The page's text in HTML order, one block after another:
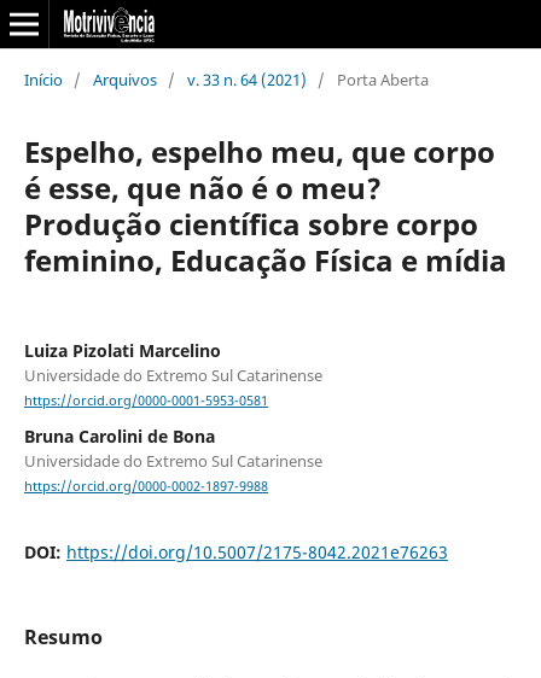
Início / Arquivos / v. 33 n. 64 (2021) / Porta Aberta
Espelho, espelho meu, que corpo
é esse, que não é o meu?
Produção científica sobre corpo
feminino, Educação Física e mídia
Luiza Pizolati Marcelino
Universidade do Extremo Sul Catarinense
https://orcid.org/0000-0001-5953-0581
Bruna Carolini de Bona
Universidade do Extremo Sul Catarinense
https://orcid.org/0000-0002-1897-9988
DOI: https://doi.org/10.5007/2175-8042.2021e76263
Resumo